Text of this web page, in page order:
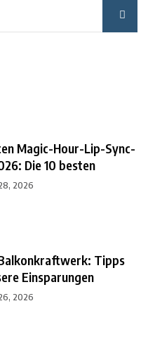
Magic-Hour-Lip-Sync-
Die 10 besten
2026
Tipps
Einsparungen
2026